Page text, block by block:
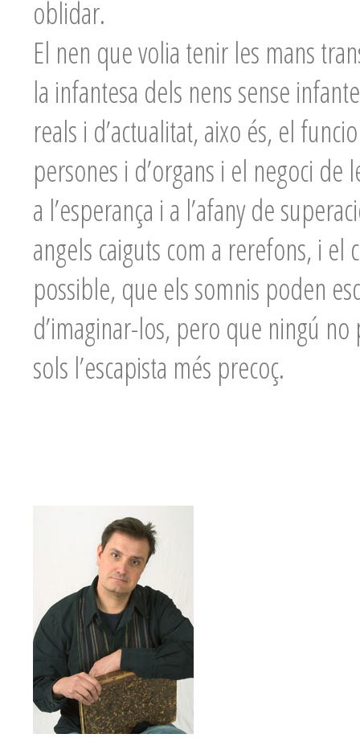
oblidar.
El nen que volia tenir les mans
la infantesa dels nens sense
reals i d’actualitat, aixo és, el
persones i d’organs i el negoci
a l’esperança i a l’afany de
angels caiguts com a rerefons, i
possible, que els somnis poden
d’imaginar-los, pero que ningú
sols l’escapista més precoç.